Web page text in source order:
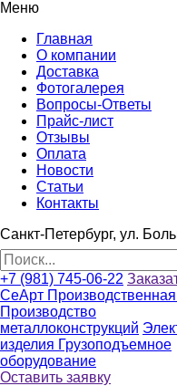
Меню
Главная
О компании
Доставка
Фотогалерея
Вопросы-Ответы
Прайс-лист
Отзывы
Оплата
Новости
Статьи
Контакты
Санкт-Петербург, ул.
+7 (981) 745-06-22
СеАрт
Производство
металлоконструкций
изделия Грузоподъемное
оборудование
Оставить заявку